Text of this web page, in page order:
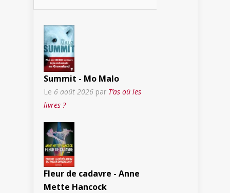
Summit - Mo Malo
Le 6 août 2026 par T’as où les
livres ?
Fleur de cadavre - Anne
Mette Hancock